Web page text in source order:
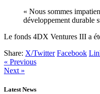
« Nous sommes
développement durable
Le fonds 4DX Ventures III a
Share: X/Twitter Facebook
« Previous
Next »
Latest News